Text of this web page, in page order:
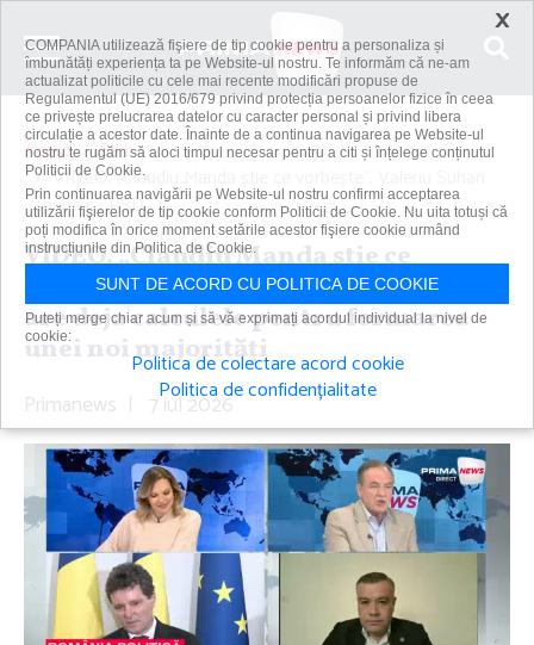
Acasă
Știri
VIDEO. „Claudiu Manda ştie ce vorbeşte”. Valeriu Suhan
spune că PSD...
VIDEO. „Claudiu Manda ştie ce
vorbeşte”. Valeriu Suhan spune că PSD
are deja calculele pentru formarea
unei noi majorităţi
Primanews | 7 iul 2026
×
COMPANIA utilizează fişiere de tip cookie pentru a personaliza și
îmbunătăți experiența ta pe Website-ul nostru. Te informăm că ne-am
actualizat politicile cu cele mai recente modificări propuse de
Regulamentul (UE) 2016/679 privind protecția persoanelor fizice în ceea
ce privește prelucrarea datelor cu caracter personal și privind libera
circulație a acestor date. Înainte de a continua navigarea pe Website-ul
nostru te rugăm să aloci timpul necesar pentru a citi și înțelege conținutul
Politicii de Cookie.
Prin continuarea navigării pe Website-ul nostru confirmi acceptarea
utilizării fişierelor de tip cookie conform Politicii de Cookie. Nu uita totuși că
poți modifica în orice moment setările acestor fişiere cookie urmând
instrucțiunile din Politica de Cookie.
SUNT DE ACORD CU POLITICA DE COOKIE
Puteți merge chiar acum și să vă exprimați acordul individual la nivel de
cookie:
Politica de colectare acord cookie
Politica de confidențialitate